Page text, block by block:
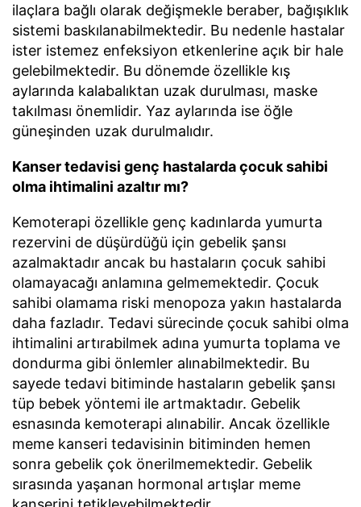
ilaçlara bağlı olarak değişmekle beraber, bağışıklık
sistemi baskılanabilmektedir. Bu nedenle hastalar
ister istemez enfeksiyon etkenlerine açık bir hale
gelebilmektedir. Bu dönemde özellikle kış
aylarında kalabalıktan uzak durulması, maske
takılması önemlidir. Yaz aylarında ise öğle
güneşinden uzak durulmalıdır.
Kanser tedavisi genç hastalarda çocuk sahibi
olma ihtimalini azaltır mı?
Kemoterapi özellikle genç kadınlarda yumurta
rezervini de düşürdüğü için gebelik şansı
azalmaktadır ancak bu hastaların çocuk sahibi
olamayacağı anlamına gelmemektedir. Çocuk
sahibi olamama riski menopoza yakın hastalarda
daha fazladır. Tedavi sürecinde çocuk sahibi olma
ihtimalini artırabilmek adına yumurta toplama ve
dondurma gibi önlemler alınabilmektedir. Bu
sayede tedavi bitiminde hastaların gebelik şansı
tüp bebek yöntemi ile artmaktadır. Gebelik
esnasında kemoterapi alınabilir. Ancak özellikle
meme kanseri tedavisinin bitiminden hemen
sonra gebelik çok önerilmemektedir. Gebelik
sırasında yaşanan hormonal artışlar meme